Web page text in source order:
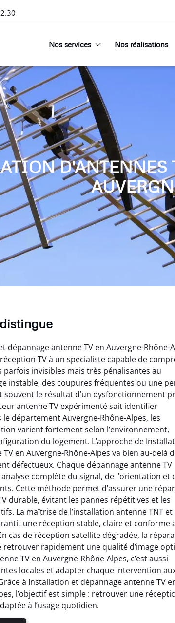
Nos services Nos réalisations
D'ANTENNES
dépannage antenne TV en Auvergne-Rhône-
TV à un spécialiste capable de
invisibles mais très pénalisantes au
instable, des coupures fréquentes ou une
souvent le résultat d’un dysfonctionnement
antenne TV expérimenté sait identifier
département Auvergne-Rhône-Alpes, les
varient fortement selon l’environnement,
du logement. L’approche de
en Auvergne-Rhône-Alpes va bien au-delà
défectueux. Chaque dépannage antenne TV
complète du signal, de l’orientation et
Cette méthode permet d’assurer une
durable, évitant les pannes répétitives et les
La maîtrise de l’installation antenne TNT et
une réception stable, claire et conforme
cas de réception satellite dégradée, la
rapidement une qualité d’image
TV en Auvergne-Rhône-Alpes, c’est aussi
locales et adapter chaque intervention
à Installation et dépannage antenne TV
l’objectif est simple : retrouver une
à l’usage quotidien.